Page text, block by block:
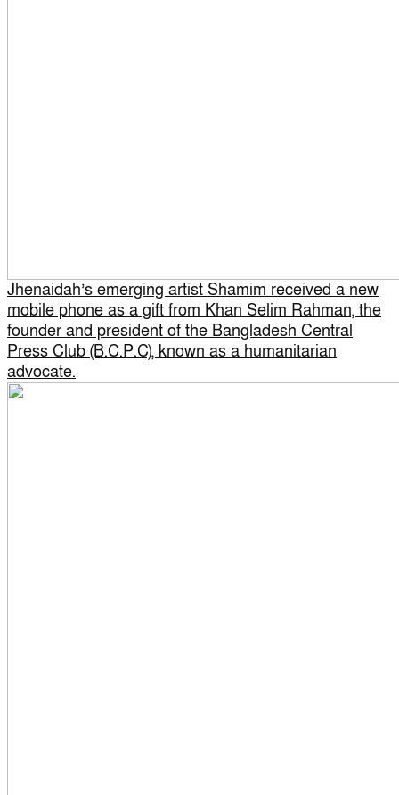
Jhenaidah’s emerging artist Shamim received a new
mobile phone as a gift from Khan Selim Rahman, the
founder and president of the Bangladesh Central
Press Club (B.C.P.C), known as a humanitarian
advocate.